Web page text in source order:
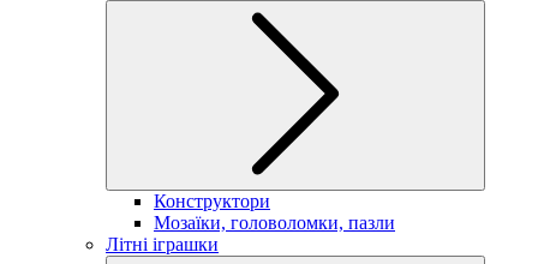
Конструктори
Мозаїки, головоломки, пазли
Літні іграшки